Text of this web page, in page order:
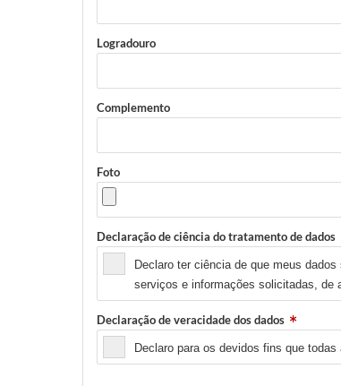
Logradouro
Complemento
Foto
Declaração de ciência do tratamento de dados
Declaro ter ciência de que meus
serviços e informações solicitadas, de
Declaração de veracidade dos dados
Declaro para os devidos fins que